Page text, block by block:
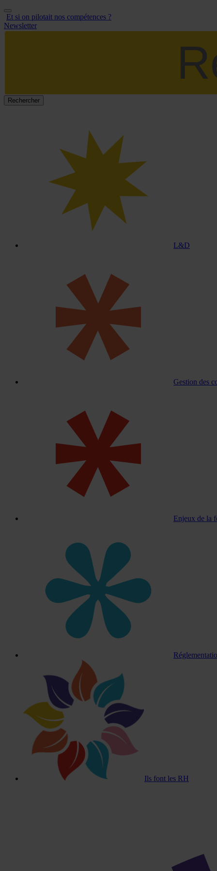
Aller
au
contenu
Et si on pilotait nos compétences ?
Newsletter
Rechercher :
L&D
Gestion des
Enjeux de la
Ils font les RH